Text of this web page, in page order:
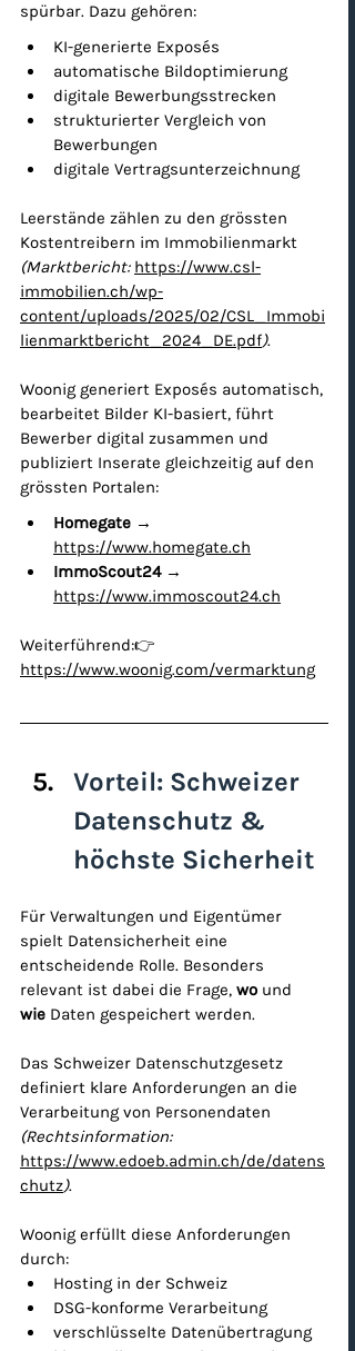
spürbar. Dazu gehören:
KI-generierte Exposés
automatische Bildoptimierung
digitale Bewerbungsstrecken
strukturierter Vergleich von
Bewerbungen
digitale Vertragsunterzeichnung
Leerstände zählen zu den grössten
Kostentreibern im Immobilienmarkt
(Marktbericht: https://www.csl-
immobilien.ch/wp-
content/uploads/2025/02/CSL_Immobi
lienmarktbericht_2024_DE.pdf).
Woonig generiert Exposés automatisch,
bearbeitet Bilder KI-basiert, führt
Bewerber digital zusammen und
publiziert Inserate gleichzeitig auf den
grössten Portalen:
Homegate →
https://www.homegate.ch
ImmoScout24 →
https://www.immoscout24.ch
Weiterführend:👉
https://www.woonig.com/vermarktung
Vorteil: Schweizer
Datenschutz &
höchste Sicherheit
Für Verwaltungen und Eigentümer
spielt Datensicherheit eine
entscheidende Rolle. Besonders
relevant ist dabei die Frage, wo und
wie Daten gespeichert werden.
Das Schweizer Datenschutzgesetz
definiert klare Anforderungen an die
Verarbeitung von Personendaten
(Rechtsinformation:
https://www.edoeb.admin.ch/de/datens
chutz).
Woonig erfüllt diese Anforderungen
durch:
Hosting in der Schweiz
DSG-konforme Verarbeitung
verschlüsselte Datenübertragung